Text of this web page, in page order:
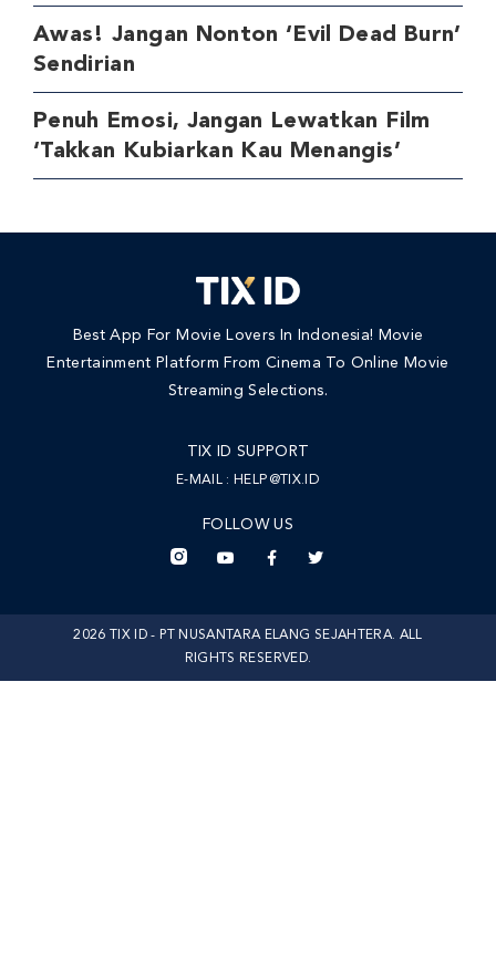
Awas! Jangan Nonton ‘Evil Dead Burn’
Sendirian
Penuh Emosi, Jangan Lewatkan Film
‘Takkan Kubiarkan Kau Menangis’
Best App For Movie Lovers In Indonesia! Movie
Entertainment Platform From Cinema To Online Movie
Streaming Selections.
TIX ID SUPPORT
E-MAIL : HELP@TIX.ID
FOLLOW US
2026 TIX ID - PT NUSANTARA ELANG SEJAHTERA. ALL
RIGHTS RESERVED.